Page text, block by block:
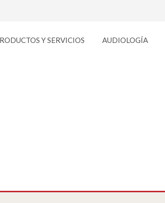
Y SERVICIOS AUDIOLOGÍA